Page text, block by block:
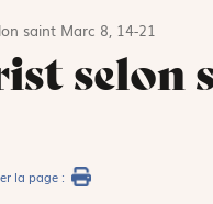
saint Marc 8, 14-21
la page :